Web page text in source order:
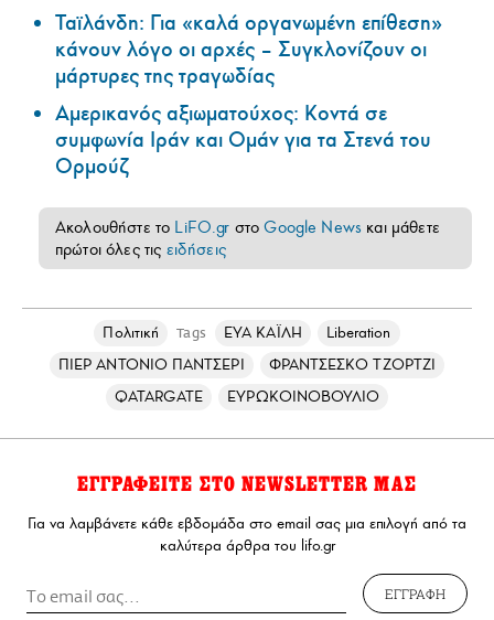
Ταϊλάνδη: Για «καλά οργανωμένη επίθεση»
κάνουν λόγο οι αρχές – Συγκλονίζουν οι
μάρτυρες της τραγωδίας
Αμερικανός αξιωματούχος: Κοντά σε
συμφωνία Ιράν και Ομάν για τα Στενά του
Ορμούζ
Ακολουθήστε το LiFO.gr στοGoogle News και μάθετε
πρώτοι όλες τις ειδήσεις
Πολιτική Tags ΕΥΑ ΚΑΪΛΗ
Liberation
ΠΙΕΡ ΑΝΤΟΝΙΟ ΠΑΝΤΣΕΡΙ
ΦΡΑΝΤΣΕΣΚΟ ΤΖΟΡΤΖΙ
QATARGATE
ΕΥΡΩΚΟΙΝΟΒΟΥΛΙΟ
ΕΓΓΡΑΦΕΙΤΕ ΣΤΟ NEWSLETTER ΜΑΣ
Για να λαμβάνετε κάθε εβδομάδα στο email σας μια επιλογή από τα
καλύτερα άρθρα του lifo.gr
ΕΓΓΡΑΦΗ